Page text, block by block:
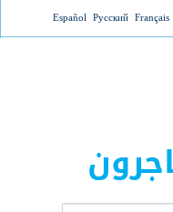
Français
Русский
Español